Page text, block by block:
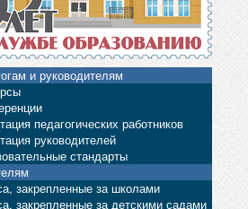
и руководителям
педагогических работников
руководителей
стандарты
закрепленные за школами
закрепленные за детскими садами